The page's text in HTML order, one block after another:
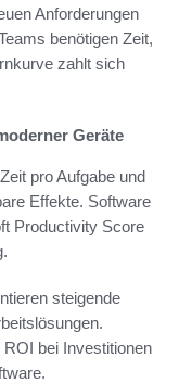
Anforderungen
benötigen Zeit,
zahlt sich
Geräte
pro Aufgabe und
Effekte. Software
Productivity Score
steigende
bei Investitionen